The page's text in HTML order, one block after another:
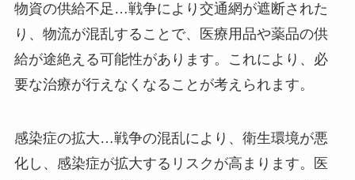
物資の供給不足…戦争により交通網が遮断された
り、物流が混乱することで、医療用品や薬品の供
給が途絶える可能性があります。これにより、必
要な治療が行えなくなることが考えられます。
感染症の拡大…戦争の混乱により、衛生環境が悪
化し、感染症が拡大するリスクが高まります。医